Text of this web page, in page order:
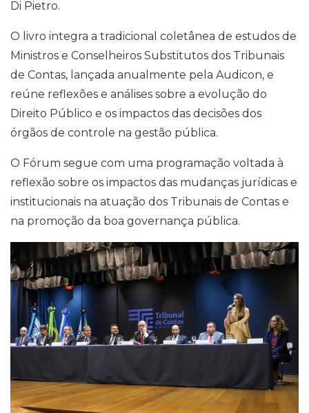
Di Pietro.
O livro integra a tradicional coletânea de estudos de
Ministros e Conselheiros Substitutos dos Tribunais
de Contas, lançada anualmente pela Audicon, e
reúne reflexões e análises sobre a evolução do
Direito Público e os impactos das decisões dos
órgãos de controle na gestão pública.
O Fórum segue com uma programação voltada à
reflexão sobre os impactos das mudanças jurídicas e
institucionais na atuação dos Tribunais de Contas e
na promoção da boa governança pública.